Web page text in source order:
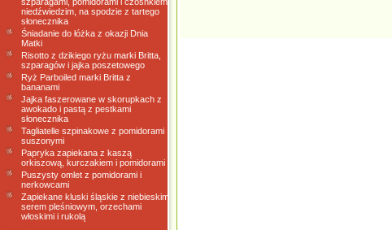
niedźwiedzim, na spodzie z tartego
słonecznika
Śniadanie do łóżka z okazji Dnia
Matki
Risotto z dzikiego ryżu marki Britta,
szparagów i jajka poszetowego
Ryż Parboiled marki Britta z
bananami
Jajka faszerowane w skorupkach z
awokado i pastą z pestkami
słonecznika
Tagliatelle szpinakowe z pomidorami
suszonymi
Papryka zapiekana z kaszą
orkiszową, kurczakiem i pomidorami
Puszysty omlet z pomidorami i
nerkowcami
Zapiekane kluski śląskie z niebieskim
serem pleśniowym, orzechami
włoskimi i rukolą